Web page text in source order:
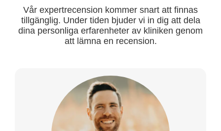
Vår expertrecension kommer snart att finnas
tillgänglig. Under tiden bjuder vi in dig att dela
dina personliga erfarenheter av kliniken genom
att lämna en recension.